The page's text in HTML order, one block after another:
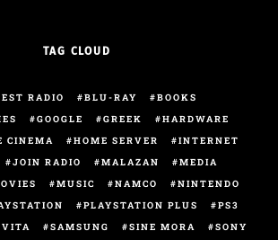
TAG CLOUD
RADIO BLU-RAY
BOOKS
GOOGLE GREEK
HARDWARE
CINEMA HOME SERVER
INTERNET
JOIN RADIO MALAZAN
MEDIA
MUSIC NAMCO
NINTENDO
PLAYSTATION PLUS
PS3
VITA SAMSUNG SINE MORA
SONY